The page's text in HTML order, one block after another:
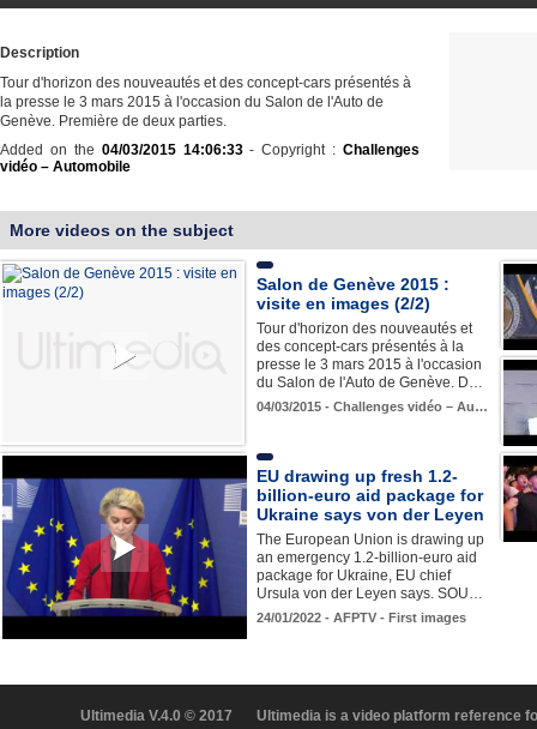
Description
Tour d'horizon des nouveautés et des concept-cars présentés à
la presse le 3 mars 2015 à l'occasion du Salon de l'Auto de
Genève. Première de deux parties.
Added on the 04/03/2015 14:06:33- Copyright : Challenges
vidéo – Automobile
More videos on the subject
Salon de Genève 2015 :
visite en images (2/2)
Tour d'horizon des nouveautés et
des concept-cars présentés à la
presse le 3 mars 2015 à l'occasion
du Salon de l'Auto de Genève. D…
04/03/2015 - Challenges vidéo – Au…
EU drawing up fresh 1.2-
billion-euro aid package for
Ukraine says von der Leyen
The European Union is drawing up
an emergency 1.2-billion-euro aid
package for Ukraine, EU chief
Ursula von der Leyen says. SOU…
24/01/2022 - AFPTV - First images
Ultimedia V.4.0 © 2017
Ultimedia is a video platform reference